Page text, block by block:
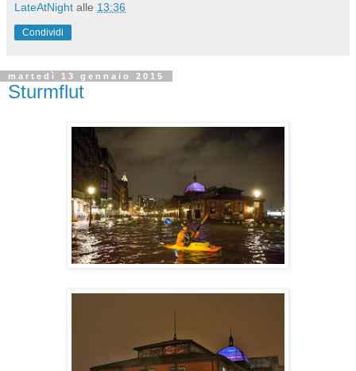
LateAtNight alle 13:36
Condividi
martedì 13 gennaio 2015
Sturmflut